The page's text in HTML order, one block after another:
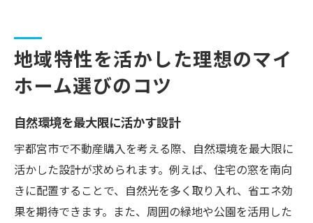
地域特性を活かした理想のマイ
ホーム選びのコツ
自然環境を最大限に活かす設計
宇都宮市で不動産購入を考える際、自然環境を最大限に
活かした設計が求められます。例えば、住宅の窓を南向
きに配置することで、自然光を多く取り入れ、省エネ効
果を期待できます。また、周囲の緑地や公園を活用した